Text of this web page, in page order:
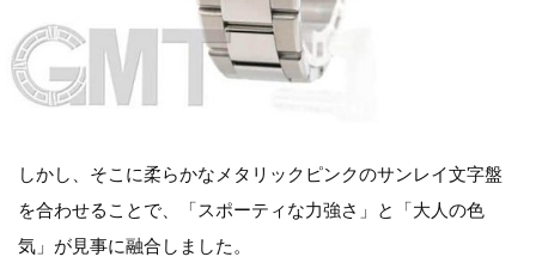
しかし、そこに柔らかなメタリックピンクのサンレイ文字盤
を合わせることで、「スポーティな力強さ」と「大人の色
気」が見事に融合しました。